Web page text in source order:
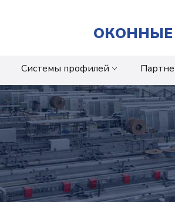
Системы профилей